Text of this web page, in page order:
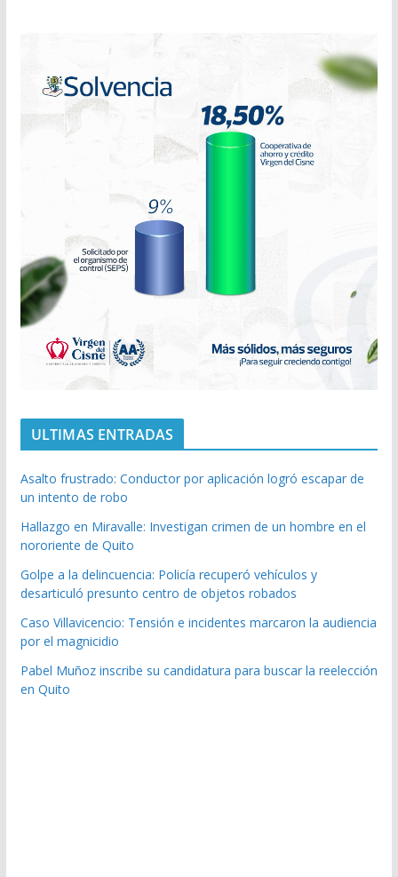
ULTIMAS ENTRADAS
Asalto frustrado: Conductor por aplicación logró escapar de
un intento de robo
Hallazgo en Miravalle: Investigan crimen de un hombre en el
nororiente de Quito
Golpe a la delincuencia: Policía recuperó vehículos y
desarticuló presunto centro de objetos robados
Caso Villavicencio: Tensión e incidentes marcaron la audiencia
por el magnicidio
Pabel Muñoz inscribe su candidatura para buscar la reelección
en Quito